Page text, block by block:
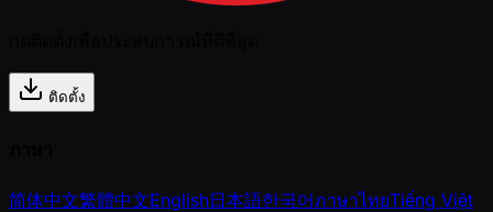
ติดตั้ง
简体中文繁體中文English日本語한국어ภาษาไทยTiếng Việt